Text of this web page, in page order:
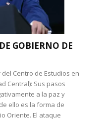
GOBIERNO DE
Centro de Estudios en
Central): Sus pasos
a la paz y
ello es la forma de
Oriente. El ataque